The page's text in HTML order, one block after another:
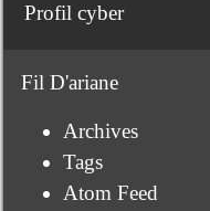
Profil cyber
Fil D'ariane
Archives
Tags
Atom Feed